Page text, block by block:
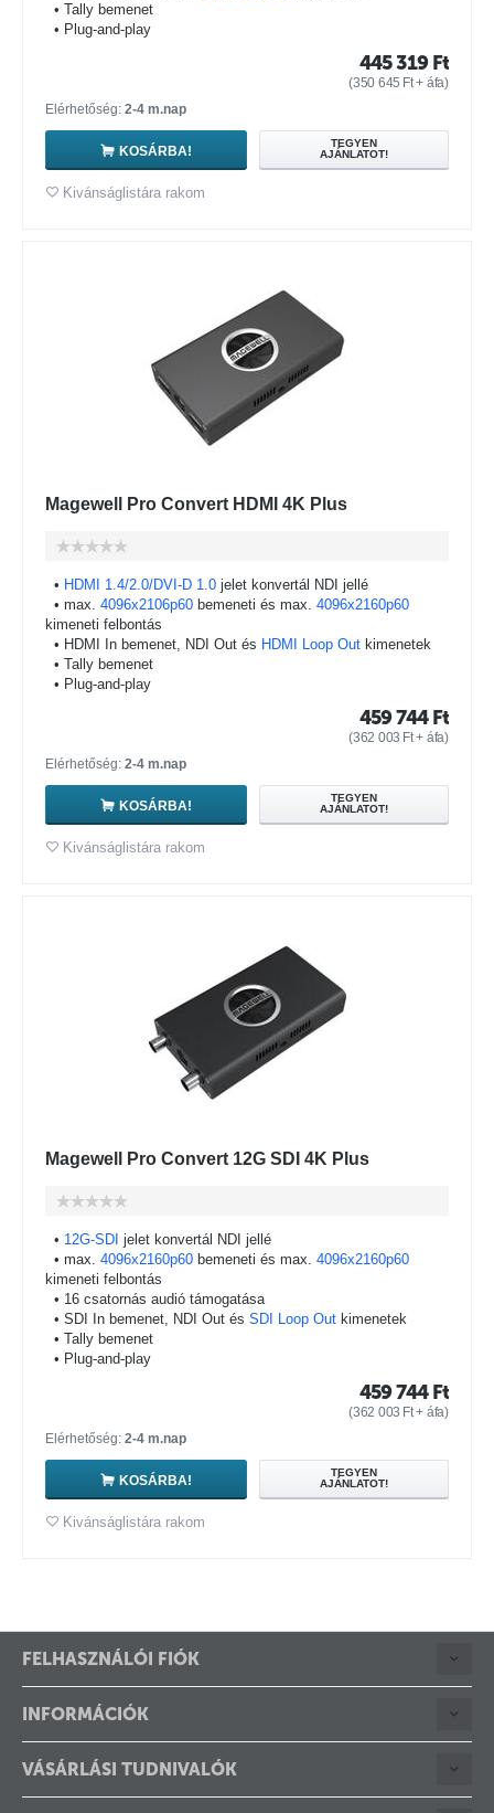
• Tally bemenet
• Plug-and-play
445 319 Ft
(350 645 Ft+ áfa)
Elérhetőség: 2-4 m.nap
KOSÁRBA!
TEGYEN
AJÁNLATOT!
Kivánságlistára rakom
Magewell Pro Convert HDMI 4K Plus
• HDMI 1.4/2.0/DVI-D 1.0 jelet konvertál NDI jellé
• max. 4096x2106p60 bemeneti és max. 4096x2160p60
kimeneti felbontás
• HDMI In bemenet, NDI Out és HDMI Loop Out kimenetek
• Tally bemenet
• Plug-and-play
459 744 Ft
(362 003 Ft+ áfa)
Elérhetőség: 2-4 m.nap
KOSÁRBA!
TEGYEN
AJÁNLATOT!
Kivánságlistára rakom
Magewell Pro Convert 12G SDI 4K Plus
• 12G-SDI jelet konvertál NDI jellé
• max. 4096x2160p60 bemeneti és max. 4096x2160p60
kimeneti felbontás
• 16 csatornás audió támogatása
• SDI In bemenet, NDI Out és SDI Loop Out kimenetek
• Tally bemenet
• Plug-and-play
459 744 Ft
(362 003 Ft+ áfa)
Elérhetőség: 2-4 m.nap
KOSÁRBA!
TEGYEN
AJÁNLATOT!
Kivánságlistára rakom
FELHASZNÁLÓI FIÓK
INFORMÁCIÓK
VÁSÁRLÁSI TUDNIVALÓK